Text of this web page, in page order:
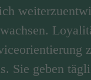
Sie geben